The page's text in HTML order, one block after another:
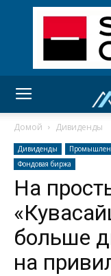
Домой Дивиденды
Дивиденды
Фондовая биржа
На
больше
на